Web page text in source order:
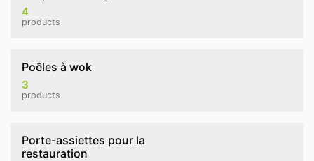
4
products
Poêles à wok
3
products
Porte-assiettes pour la
restauration